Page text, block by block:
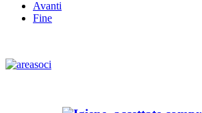
Avanti
Fine